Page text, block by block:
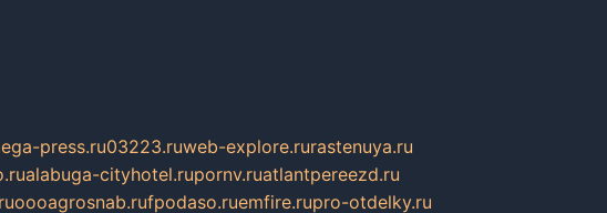
press.ru03223.ruweb-explore.rurastenuya.ru
alabuga-cityhotel.rupornv.ruatlantpereezd.ru
oooagrosnab.rufpodaso.ruemfire.rupro-otdelky.ru